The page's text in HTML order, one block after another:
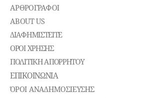
ΑΡΘΡΟΓΡΑΦΟΙ
ABOUT US
ΔΙΑΦΗΜΙΣΤΕΊΤΕ
ΌΡΟΙ ΧΡΉΣΗΣ
ΠΟΛΙΤΙΚΉ ΑΠΟΡΡΉΤΟΥ
ΕΠΙΚΟΙΝΩΝΊΑ
ΌΡΟΙ ΑΝΑΔΗΜΟΣΙΕΥΣΗΣ